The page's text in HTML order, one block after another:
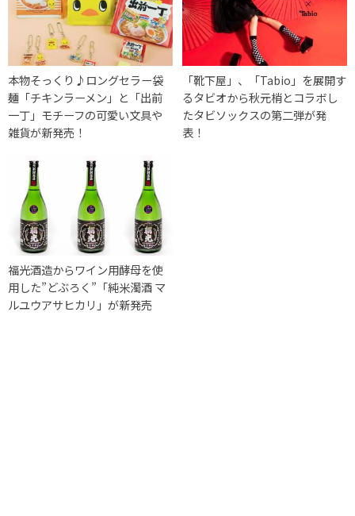
本物そっくり♪ロングセラー袋
麺「チキンラーメン」と「出前
一丁」モチーフの可愛い文具や
雑貨が新発売！
「靴下屋」、「Tabio」を展開す
るタビオから秋元梢とコラボし
たタビソックスの第二弾が発
表！
福光酒造からワイン用酵母を使
用した”どぶろく”「純米濁酒 マ
ルユウアサヒカリ」が新発売